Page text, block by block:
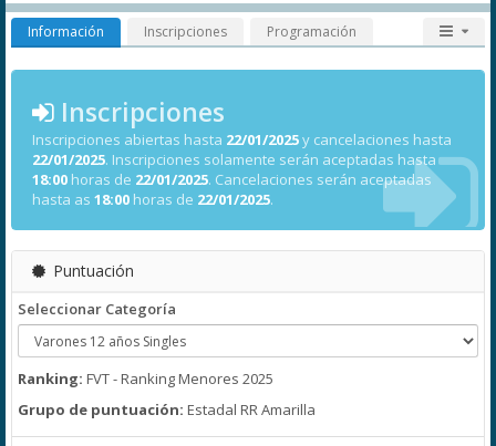
Información Inscripciones Programación
Inscripciones
Inscripciones abiertas hasta 22/01/2025y cancelaciones hasta
22/01/2025. Inscripciones solamente serán aceptadas hasta
18:00 horas de 22/01/2025. Cancelaciones serán aceptadas
hasta as 18:00 horas de 22/01/2025.
Puntuación
Seleccionar Categoría
Ranking: FVT - Ranking Menores 2025
Grupo de puntuación: Estadal RR Amarilla